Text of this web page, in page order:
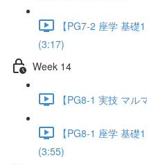
【PG7-2 座学 基
(3:17)
Week 14
【PG8-1 実技 マ
【PG8-1 座学 基
(3:55)